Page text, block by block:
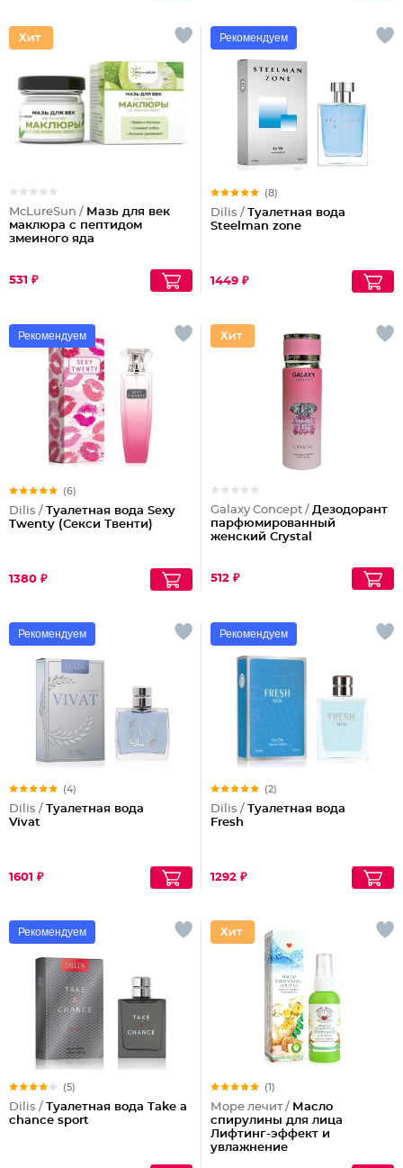
McLureSun / Мазь для век
маклюра с пептидом
змеиного яда
531 ₽
Рекомендуем
(8)
Dilis / Туалетная вода
Steelman zone
1449 ₽
Рекомендуем
(6)
Dilis / Туалетная вода Sexy
Twenty (Секси Твенти)
1380 ₽
Galaxy Concept / Дезодорант
парфюмированный
женский Crystal
512 ₽
Рекомендуем
(4)
Dilis / Туалетная вода
Vivat
1601 ₽
Рекомендуем
(2)
Dilis / Туалетная вода
Fresh
1292 ₽
Рекомендуем
(5)
Dilis / Туалетная вода Take a
chance sport
(1)
Море лечит / Масло
спирулины для лица
Лифтинг-эффект и
увлажнение